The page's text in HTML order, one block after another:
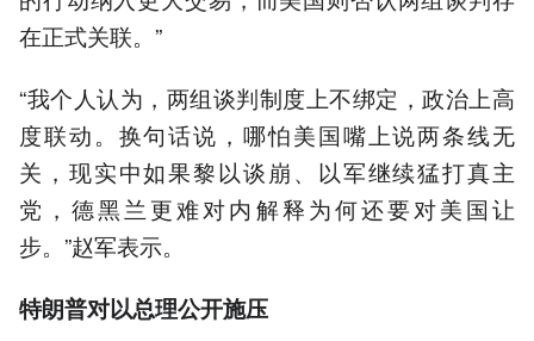
在正式关联。”
“我个人认为，两组谈判制度上不绑定，政治上高
度联动。换句话说，哪怕美国嘴上说两条线无
关，现实中如果黎以谈崩、以军继续猛打真主
党，德黑兰更难对内解释为何还要对美国让
步。”赵军表示。
特朗普对以总理公开施压